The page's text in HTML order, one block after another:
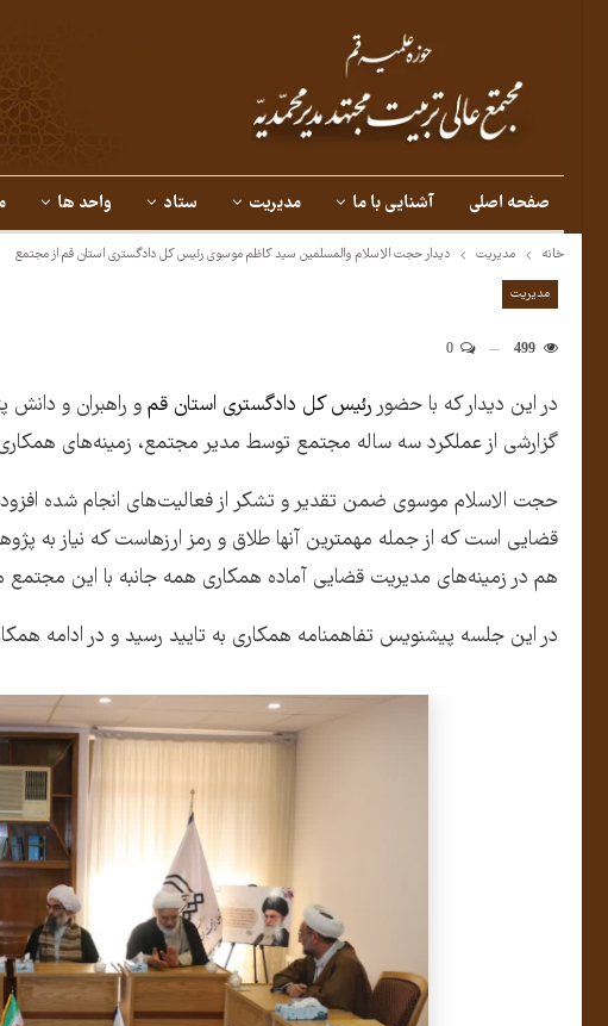
صفحه اصلی آشنایی با ما مدیریت ستاد واحد ها
خانه مدیریت دیدار حجت الاسلام والمسلمین سید کاظم موسوی رئیس کل دادگستری استان قم از مجتمع
مدیریت
499
در این دیدار که با حضور رئیس کل دادگستری استان قمو راهبران و دانش
گزارشی از عملکرد سه ساله مجتمع توسط مدیر مجتمع، زمینه‌های
حجت الاسلام موسوی ضمن تقدیر و تشکر از فعالیت‌های انجام شده
قضایی است که از جمله مهمترین آنها طلاق و رمز ارزهاست که نیاز به
هم در زمینه‌های مدیریت قضایی آماده همکاری همه جانبه با این مجتمع
در این جلسه پیشنویس تفاهمنامه همکاری به تایید رسید و در ادامه